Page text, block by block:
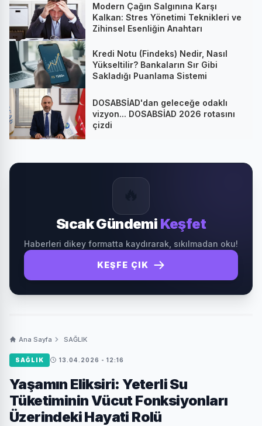
Modern Çağın Salgınına Karşı
Kalkan: Stres Yönetimi Teknikleri ve
Zihinsel Esenliğin Anahtarı
Kredi Notu (Findeks) Nedir, Nasıl
Yükseltilir? Bankaların Sır Gibi
Sakladığı Puanlama Sistemi
DOSABSİAD'dan geleceğe odaklı
vizyon... DOSABSİAD 2026 rotasını
çizdi
Sıcak Gündemi Keşfet
Haberleri dikey formatta kaydırarak, sıkılmadan oku!
KEŞFE ÇIK
Ana Sayfa SAĞLIK
SAĞLIK 13.04.2026 - 12:16
Yaşamın Eliksiri: Yeterli Su
Tüketiminin Vücut Fonksiyonları
Üzerindeki Hayati Rolü